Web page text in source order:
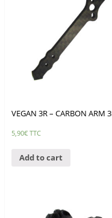
VEGAN 3R – CARBON ARM
5,90€ TTC
Add to cart